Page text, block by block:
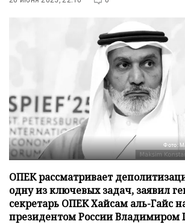
Фото:
ОПЕК рассматривает
одну из ключевых задач, заявил
секретарь ОПЕК Хайсам аль-Гайс
президентом России